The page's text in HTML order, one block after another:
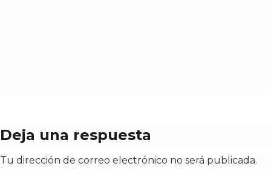
Deja una respuesta
Tu dirección de correo electrónico no será publicada.